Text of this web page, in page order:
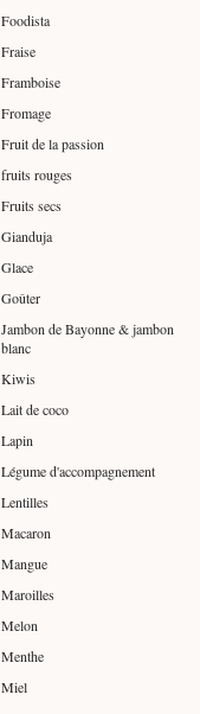
Foodista
Fraise
Framboise
Fromage
Fruit de la passion
fruits rouges
Fruits secs
Gianduja
Glace
Goûter
Jambon de Bayonne & jambon
blanc
Kiwis
Lait de coco
Lapin
Légume d'accompagnement
Lentilles
Macaron
Mangue
Maroilles
Melon
Menthe
Miel